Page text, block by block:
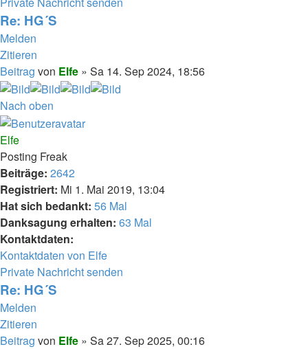
Re: HG´S
Melden
Zitieren
Beitrag von Elfe » Sa 14. Sep 2024, 18:56
Nach oben
Elfe
Posting Freak
Beiträge: 2642
Registriert: Mi 1. Mai 2019, 13:04
Hat sich bedankt: 56 Mal
Danksagung erhalten: 63 Mal
Kontaktdaten:
Kontaktdaten von Elfe
Private Nachricht senden
Re: HG´S
Melden
Zitieren
Beitrag von Elfe » Sa 27. Sep 2025, 00:16